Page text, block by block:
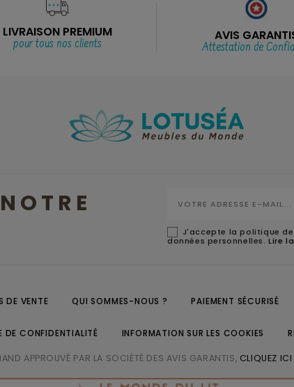
LIVRAISON PREMIUM
pour tous nos clients
AVIS
Attestation de
NOTRE
J'accepte la politique
données personnelles.Lire
DE VENTE QUI SOMMES-NOUS ? PAIEMENT SÉCURISÉ
DE CONFIDENTIALITÉ INFORMATION SUR LES COOKIES
APPROUVÉ PAR LA SOCIÉTÉ DES AVIS GARANTIS, CLIQUEZ ICI